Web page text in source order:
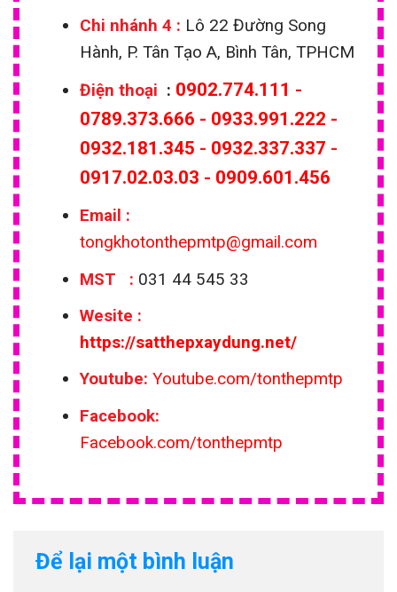
Chi nhánh 4 : Lô 22 Đường Song
Hành, P. Tân Tạo A, Bình Tân, TPHCM
Điện thoại : 0902.774.111 -
0789.373.666 - 0933.991.222 -
0932.181.345 - 0932.337.337 -
0917.02.03.03 - 0909.601.456
Email :
tongkhotonthepmtp@gmail.com
MST : 031 44 545 33
Wesite :
https://satthepxaydung.net/
Youtube: Youtube.com/tonthepmtp
Facebook:
Facebook.com/tonthepmtp
Để lại một bình luận